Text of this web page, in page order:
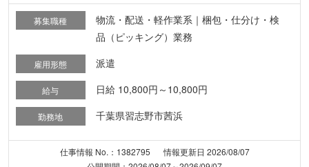
募集職種
物流・配送・軽作業系｜梱包・仕分け・検
品（ピッキング）業務
雇用形態 派遣
給与 日給 10,800円～10,800円
勤務地 千葉県習志野市茜浜
仕事情報 No.：1382795
情報更新日 2026/08/07